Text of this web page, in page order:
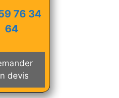
76 34
64
devis